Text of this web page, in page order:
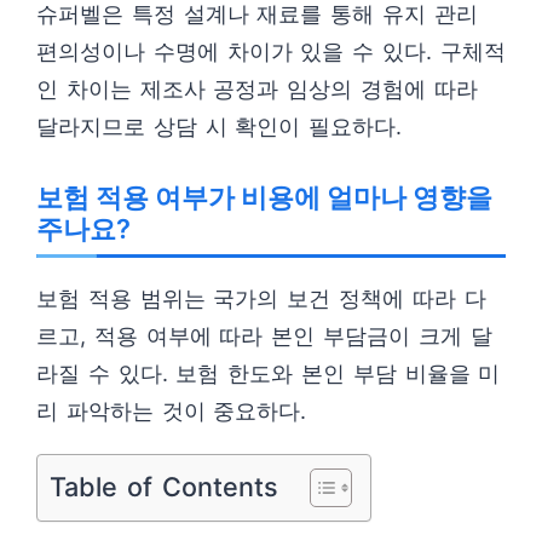
슈퍼벨은 특정 설계나 재료를 통해 유지 관리
편의성이나 수명에 차이가 있을 수 있다. 구체적
인 차이는 제조사 공정과 임상의 경험에 따라
달라지므로 상담 시 확인이 필요하다.
보험 적용 여부가 비용에 얼마나 영향을
주나요?
보험 적용 범위는 국가의 보건 정책에 따라 다
르고, 적용 여부에 따라 본인 부담금이 크게 달
라질 수 있다. 보험 한도와 본인 부담 비율을 미
리 파악하는 것이 중요하다.
Table of Contents